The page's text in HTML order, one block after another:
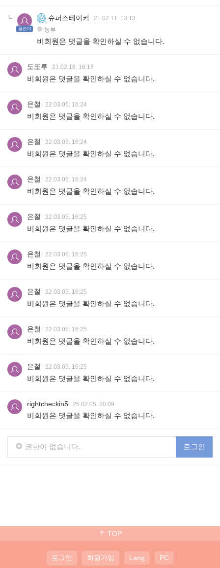
글쓴이
슈퍼스테이커
21.02.11. 13:13
농부
비회원은 댓글을 확인하실 수 없습니다.
도또루 21.02.18. 16:18
비회원은 댓글을 확인하실 수 없습니다.
은철 22.03.05. 16:24
비회원은 댓글을 확인하실 수 없습니다.
은철 22.03.05. 16:24
비회원은 댓글을 확인하실 수 없습니다.
은철 22.03.05. 16:24
비회원은 댓글을 확인하실 수 없습니다.
은철 22.03.05. 16:25
비회원은 댓글을 확인하실 수 없습니다.
은철 22.03.05. 16:25
비회원은 댓글을 확인하실 수 없습니다.
은철 22.03.05. 16:25
비회원은 댓글을 확인하실 수 없습니다.
은철 22.03.05. 16:25
비회원은 댓글을 확인하실 수 없습니다.
은철 22.03.05. 16:25
비회원은 댓글을 확인하실 수 없습니다.
rightcheckin5 25.02.05. 20:09
비회원은 댓글을 확인하실 수 없습니다.
권한이 없습니다. 로그인
TOP
로그인 회원가입 Lang PC